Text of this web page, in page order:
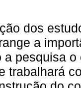
dos
a
a pesquisa
trabalhará